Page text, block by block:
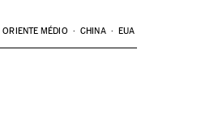
ORIENTE MÉDIO CHINA EUA